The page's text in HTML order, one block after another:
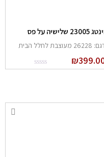
על פס
₪